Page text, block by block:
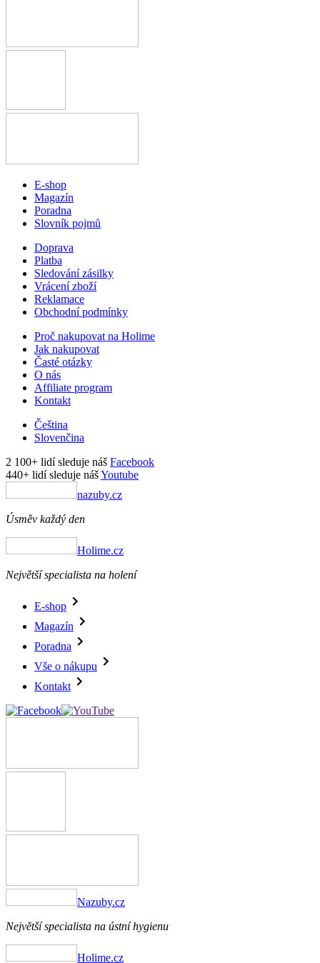
E-shop
Magazín
Poradna
Slovník pojmů
Doprava
Platba
Sledování zásilky
Vrácení zboží
Reklamace
Obchodní podmínky
Proč nakupovat na Holime
Jak nakupovat
Časté otázky
O nás
Affiliate program
Kontakt
Čeština
Slovenčina
2 100+ lidí sleduje náš Facebook
440+ lidí sleduje nášYoutube
nazuby.cz
Úsměv každý den
Holime.cz
Největší specialista na holení
E-shop
Magazín
Poradna
Vše o nákupu
Kontakt
Nazuby.cz
Největší specialista na ústní hygienu
Holime.cz